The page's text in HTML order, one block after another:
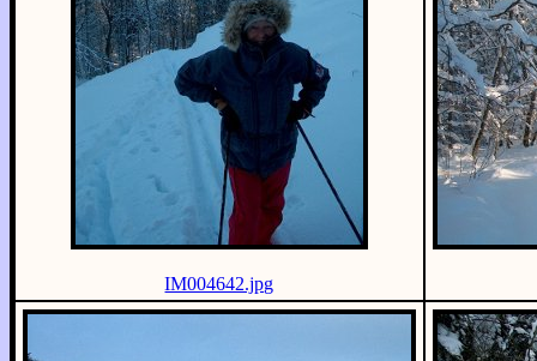
IM004642.jpg